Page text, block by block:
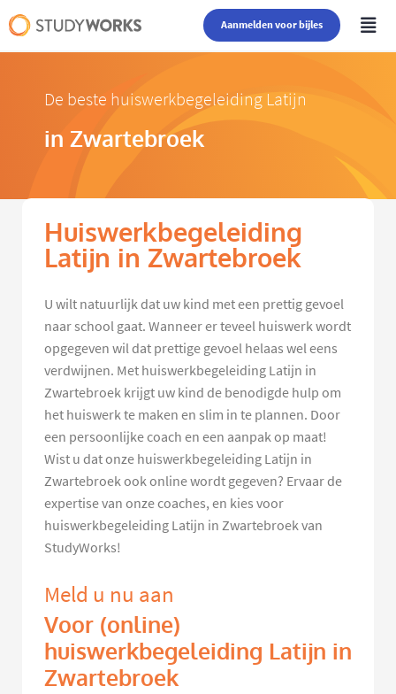
Aanmelden voor bijles
De beste huiswerkbegeleiding Latijn
in Zwartebroek
Huiswerkbegeleiding
Latijn in Zwartebroek
U wilt natuurlijk dat uw kind met een prettig gevoel
naar school gaat. Wanneer er teveel huiswerk wordt
opgegeven wil dat prettige gevoel helaas wel eens
verdwijnen. Met huiswerkbegeleiding Latijn in
Zwartebroek krijgt uw kind de benodigde hulp om
het huiswerk te maken en slim in te plannen. Door
een persoonlijke coach en een aanpak op maat!
Wist u dat onze huiswerkbegeleiding Latijn in
Zwartebroek ook online wordt gegeven? Ervaar de
expertise van onze coaches, en kies voor
huiswerkbegeleiding Latijn in Zwartebroek van
StudyWorks!
Meld u nu aan
Voor (online)
huiswerkbegeleiding Latijn in
Zwartebroek